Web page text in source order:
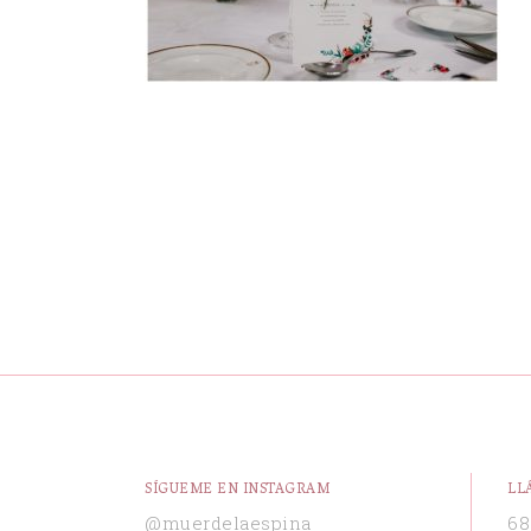
SÍGUEME EN INSTAGRAM
@muerdelaespina